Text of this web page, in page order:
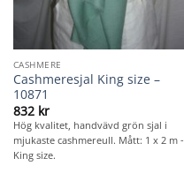
CASHMERE
Cashmeresjal King size –
10871
832 kr
Hög kvalitet, handvävd grön sjal i
mjukaste cashmereull. Mått: 1 x 2 m -
King size.